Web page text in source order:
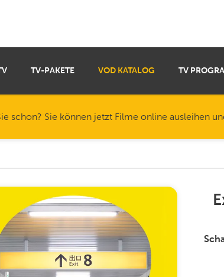
TV-PAKETE VOD KATALOG TV
schon? Sie können jetzt Filme online ausleihen